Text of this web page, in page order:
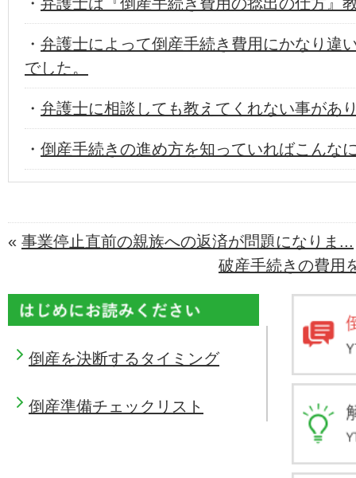
倒産を決断するタイミング
倒産準備チェックリスト
・ 弁護士によって倒産手続き費用にかなり違
でした。
・ 弁護士に相談しても教えてくれない事があ
・ 倒産手続きの進め方を知っていればこんな
« 事業停止直前の親族への返済が問題になりま...
破産手続きの費用